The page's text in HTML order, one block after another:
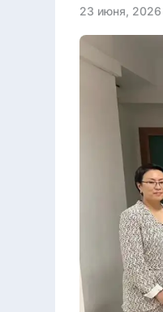
23 июня, 2026